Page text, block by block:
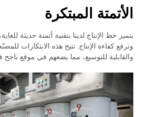
الأتمتة المبتكرة
يتميز خط الإنتاج لدينا بتقنية أتمتة حديثة
وترفع كفاءة الإنتاج. تتيح هذه الابتكارات
والقابلية للتوسيع، مما يضعهم في موقع